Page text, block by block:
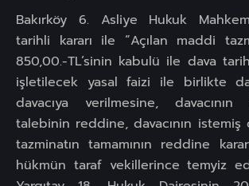
Bakırköy 6. Asliye Hukuk
tarihli kararı ile “Açılan maddi
850,00.-TL’sinin kabulü ile dava
işletilecek yasal faizi ile birlikte
davacıya verilmesine,
talebinin reddine, davacının
tazminatın tamamının reddine
hükmün taraf vekillerince temyiz